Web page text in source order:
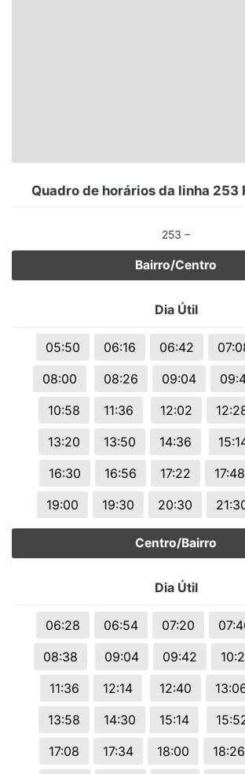
Quadro de horários da linha 253
253 –
Bairro/Centro
Dia Útil
05:50 06:16 06:42
08:00
08:26 09:04
10:58
11:36 12:02
13:20
13:50 14:36
16:30
16:56 17:22 17:48
19:00
19:30 20:30
Centro/Bairro
Dia Útil
06:28 06:54 07:20
08:38
09:04 09:42
11:36
12:14 12:40
13:58
14:30 15:14
17:08
17:34 18:00 18:26